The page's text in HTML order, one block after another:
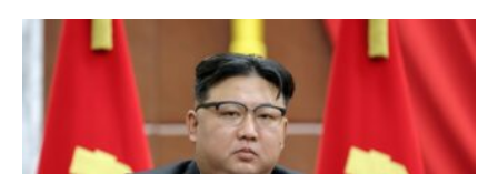
鲜工人可以从事长时间劳动和加班，更有利于赶工。” 在这种情况下，
朝鲜也认为应该不断扩大派华工人人数。熟知朝鲜海外劳工情况的朝鲜
外务省的一名干部强调派华稳定性说，最近俄罗斯拖欠朝鲜工人工资的
案例增加了。 他说：“俄乌战争长期化的情况下，俄罗斯当地的大型公
司资金流通也出现了问题。”“在俄罗斯的不少工人已经三个月没拿到工
资了。” “因为俄罗斯正在打仗，外派工人的负担也非常大。”“要想稳定
创汇，就应该更加积极地向中国输出劳动力。”
司等生产的各种朝鲜香烟。 一些朝鲜香烟由于独特的味道和稀少性，以
及比较低廉的价格受到了中国烟民们的喜爱。可是最近因为供应量剧
减，售价不仅飙升，还很难买到货了。 目前，辽宁省丹东的朝鲜香烟一
盒价格涨了15元人民币以上，一些品牌还完全断货了。 消息人士
说：“过去是只要有钱就能买到。可是现在转好几家商家也很难买到货
了。”“比涨价更大的问题是没有货。” 可见中国政府为切断非法香烟流通
等中朝边境地区的走私活动加强了打击力度。 消息人士说：“之前也进